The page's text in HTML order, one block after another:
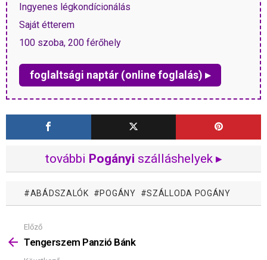
Ingyenes légkondícionálás
Saját étterem
100 szoba, 200 férőhely
foglaltsági naptár (online foglalás) ▸
további Pogányi szálláshelyek ▸
ABÁDSZALÓK POGÁNY SZÁLLODA POGÁNY
Mutass
többet
Előző
Tengerszem Panzió Bánk